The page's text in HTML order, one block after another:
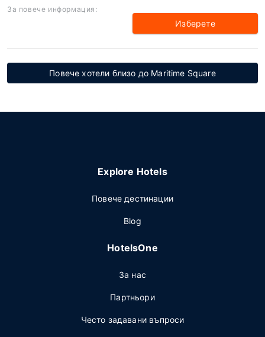
За повече информация:
Изберете
Повече хотели близо до Maritime Square
Explore Hotels
Повече дестинации
Blog
HotelsOne
За нас
Партньори
Често задавани въпроси